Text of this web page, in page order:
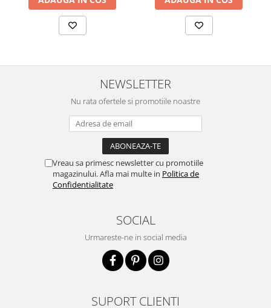
NEWSLETTER
Nu rata ofertele si promotiile noastre
Vreau sa primesc newsletter cu promotiile
magazinului. Afla mai multe in Politica de
Confidentialitate
SOCIAL
Urmareste-ne in social media
SUPORT CLIENTI